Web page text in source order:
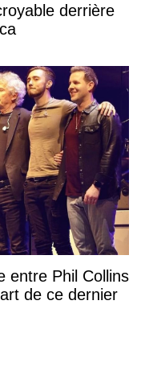
derrière
entre Phil Collins
de ce dernier